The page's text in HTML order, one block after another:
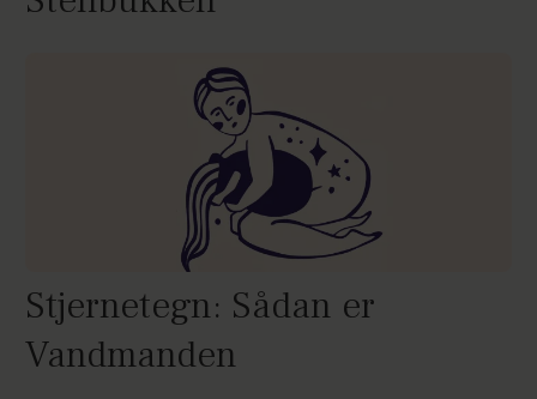
Stjernetegn: Sådan er
Vandmanden